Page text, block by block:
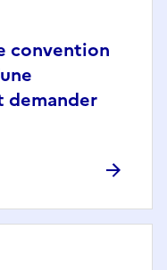
convention
demander